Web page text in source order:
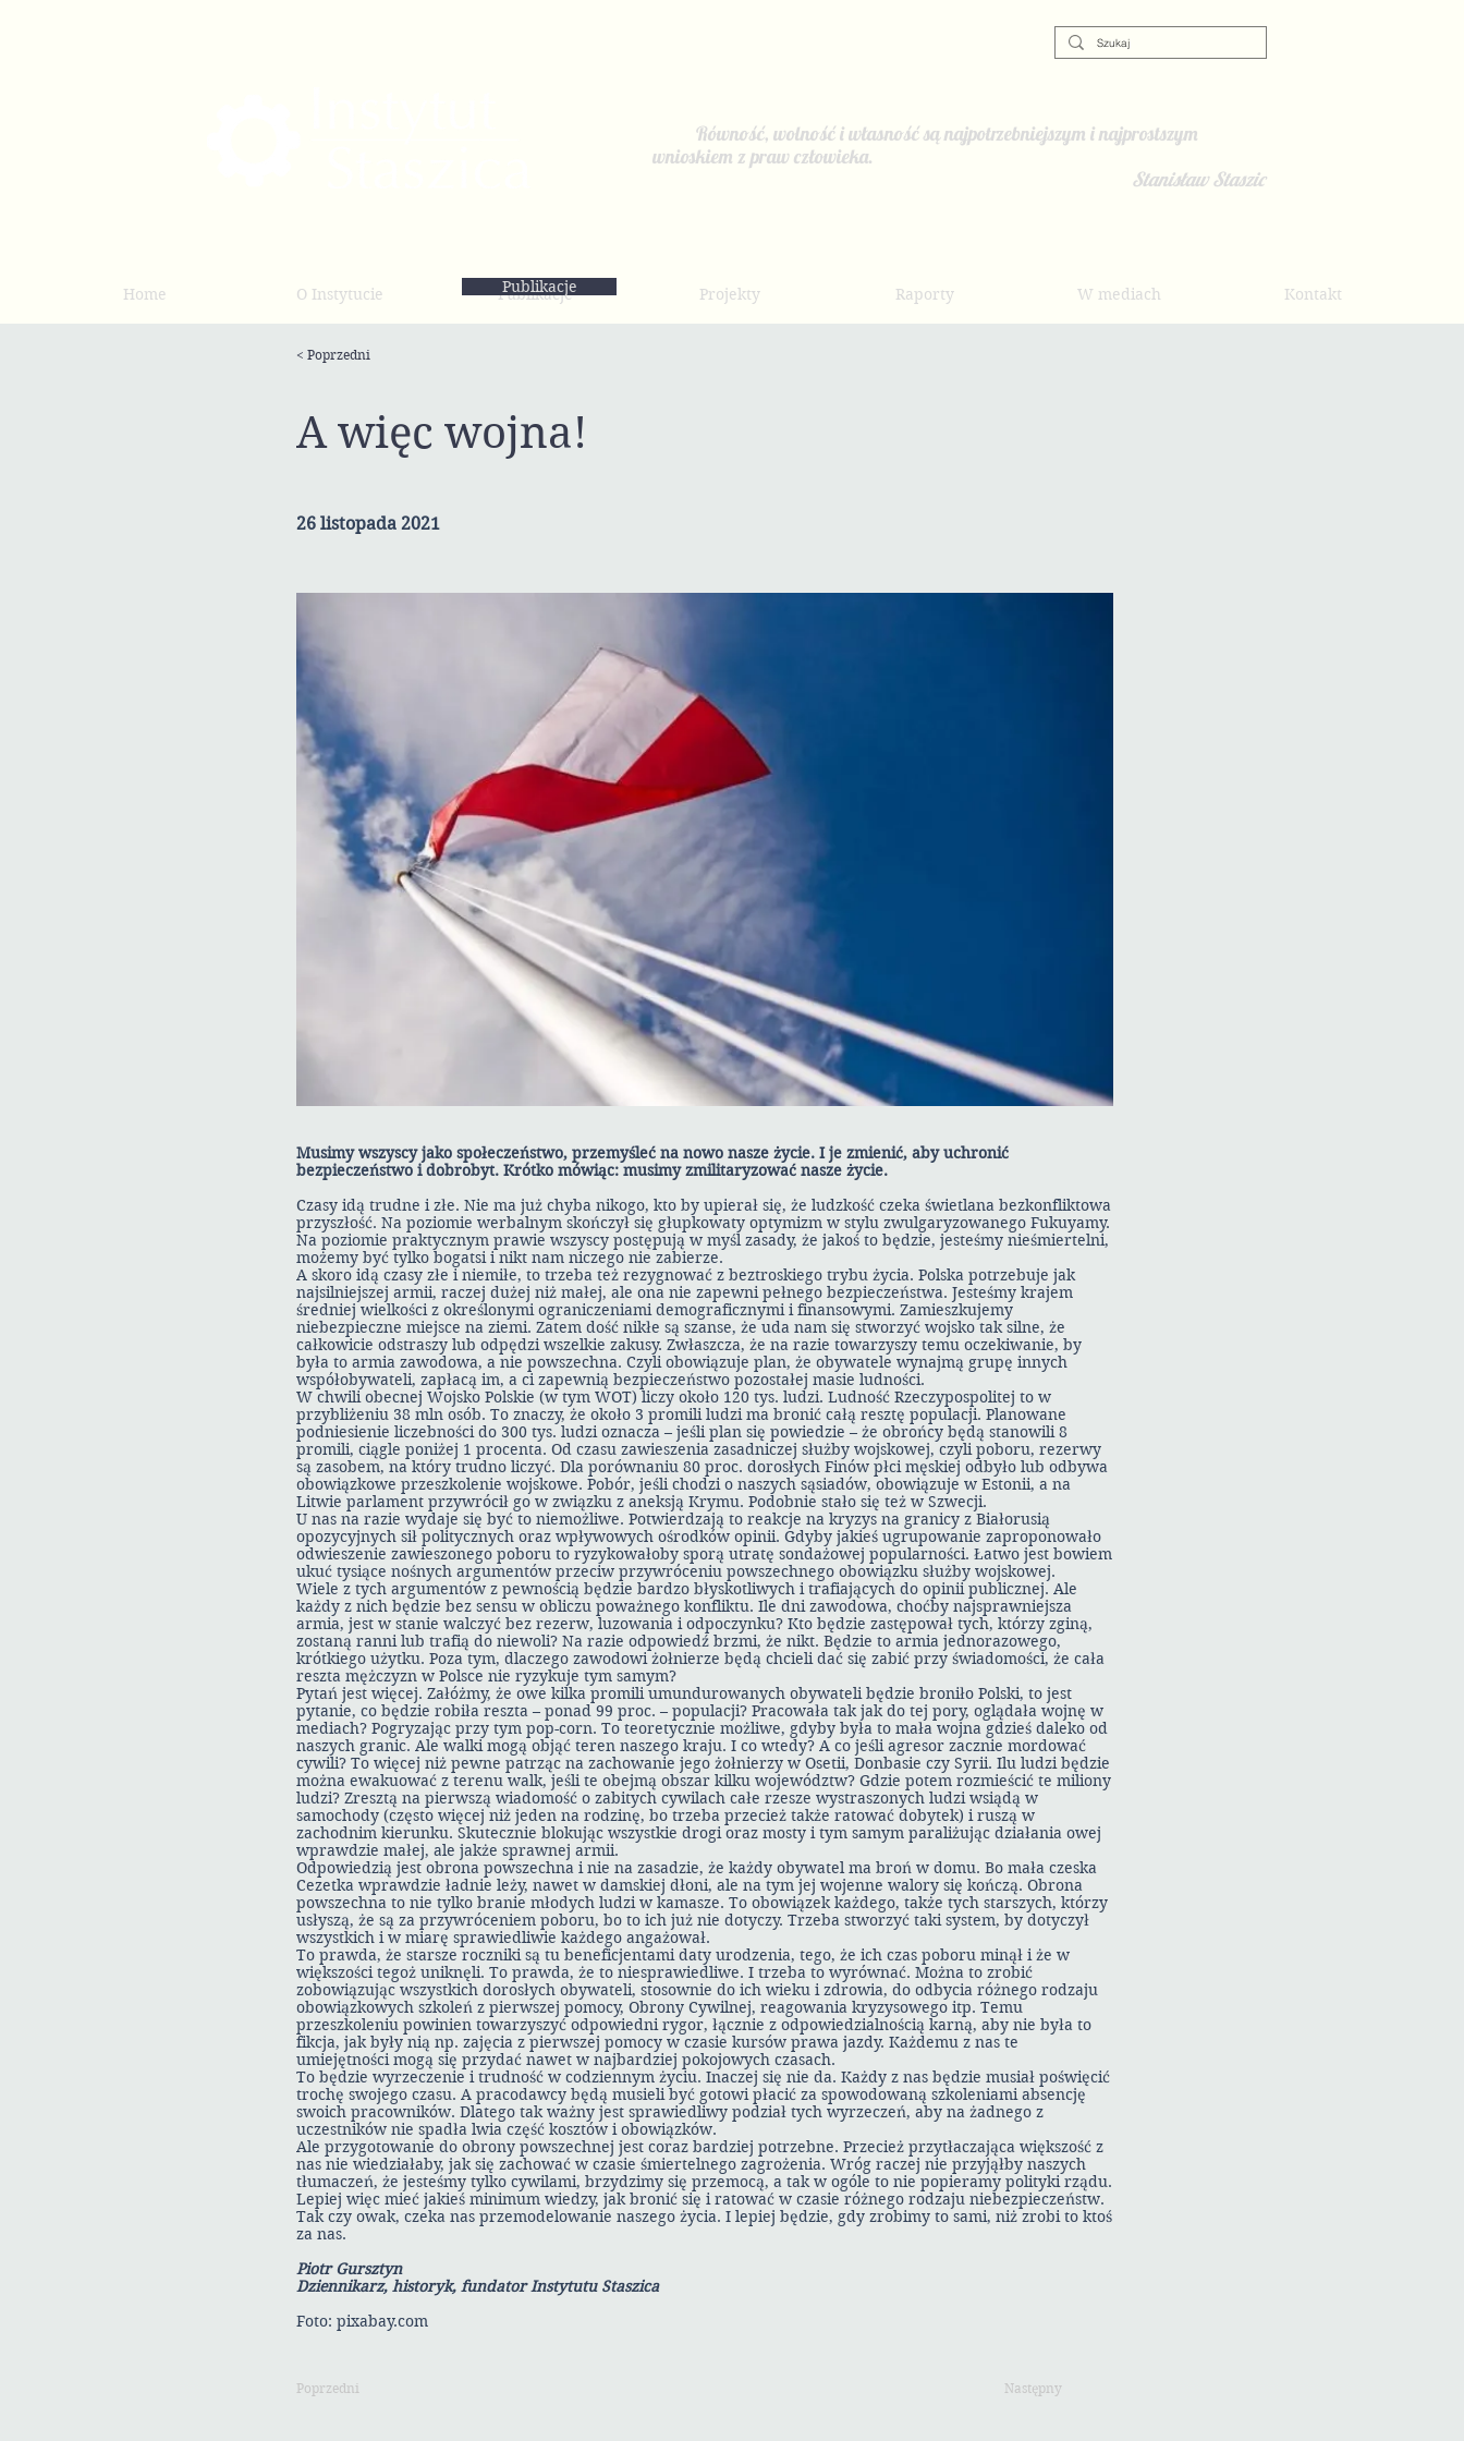
Równość, wolność i własność są najpotrzebniejszym i najprostszym
wnioskiem z praw człowieka.
Stanisław Staszic
Home O Instytucie Publikacje Projekty Raporty W mediach Kontakt
Publikacje
< Poprzedni
A więc wojna!
26 listopada 2021
Musimy wszyscy jako społeczeństwo, przemyśleć na nowo nasze życie. I je zmienić, aby uchronić
bezpieczeństwo i dobrobyt. Krótko mówiąc: musimy zmilitaryzować nasze życie.
Czasy idą trudne i złe. Nie ma już chyba nikogo, kto by upierał się, że ludzkość czeka świetlana bezkonfliktowa
przyszłość. Na poziomie werbalnym skończył się głupkowaty optymizm w stylu zwulgaryzowanego Fukuyamy.
Na poziomie praktycznym prawie wszyscy postępują w myśl zasady, że jakoś to będzie, jesteśmy nieśmiertelni,
możemy być tylko bogatsi i nikt nam niczego nie zabierze.
A skoro idą czasy złe i niemiłe, to trzeba też rezygnować z beztroskiego trybu życia. Polska potrzebuje jak
najsilniejszej armii, raczej dużej niż małej, ale ona nie zapewni pełnego bezpieczeństwa. Jesteśmy krajem
średniej wielkości z określonymi ograniczeniami demograficznymi i finansowymi. Zamieszkujemy
niebezpieczne miejsce na ziemi. Zatem dość nikłe są szanse, że uda nam się stworzyć wojsko tak silne, że
całkowicie odstraszy lub odpędzi wszelkie zakusy. Zwłaszcza, że na razie towarzyszy temu oczekiwanie, by
była to armia zawodowa, a nie powszechna. Czyli obowiązuje plan, że obywatele wynajmą grupę innych
współobywateli, zapłacą im, a ci zapewnią bezpieczeństwo pozostałej masie ludności.
W chwili obecnej Wojsko Polskie (w tym WOT) liczy około 120 tys. ludzi. Ludność Rzeczypospolitej to w
przybliżeniu 38 mln osób. To znaczy, że około 3 promili ludzi ma bronić całą resztę populacji. Planowane
podniesienie liczebności do 300 tys. ludzi oznacza – jeśli plan się powiedzie – że obrońcy będą stanowili 8
promili, ciągle poniżej 1 procenta. Od czasu zawieszenia zasadniczej służby wojskowej, czyli poboru, rezerwy
są zasobem, na który trudno liczyć. Dla porównaniu 80 proc. dorosłych Finów płci męskiej odbyło lub odbywa
obowiązkowe przeszkolenie wojskowe. Pobór, jeśli chodzi o naszych sąsiadów, obowiązuje w Estonii, a na
Litwie parlament przywrócił go w związku z aneksją Krymu. Podobnie stało się też w Szwecji.
U nas na razie wydaje się być to niemożliwe. Potwierdzają to reakcje na kryzys na granicy z Białorusią
opozycyjnych sił politycznych oraz wpływowych ośrodków opinii. Gdyby jakieś ugrupowanie zaproponowało
odwieszenie zawieszonego poboru to ryzykowałoby sporą utratę sondażowej popularności. Łatwo jest bowiem
ukuć tysiące nośnych argumentów przeciw przywróceniu powszechnego obowiązku służby wojskowej.
Wiele z tych argumentów z pewnością będzie bardzo błyskotliwych i trafiających do opinii publicznej. Ale
każdy z nich będzie bez sensu w obliczu poważnego konfliktu. Ile dni zawodowa, choćby najsprawniejsza
armia, jest w stanie walczyć bez rezerw, luzowania i odpoczynku? Kto będzie zastępował tych, którzy zginą,
zostaną ranni lub trafią do niewoli? Na razie odpowiedź brzmi, że nikt. Będzie to armia jednorazowego,
krótkiego użytku. Poza tym, dlaczego zawodowi żołnierze będą chcieli dać się zabić przy świadomości, że cała
reszta mężczyzn w Polsce nie ryzykuje tym samym?
Pytań jest więcej. Załóżmy, że owe kilka promili umundurowanych obywateli będzie broniło Polski, to jest
pytanie, co będzie robiła reszta – ponad 99 proc. – populacji? Pracowała tak jak do tej pory, oglądała wojnę w
mediach? Pogryzając przy tym pop-corn. To teoretycznie możliwe, gdyby była to mała wojna gdzieś daleko od
naszych granic. Ale walki mogą objąć teren naszego kraju. I co wtedy? A co jeśli agresor zacznie mordować
cywili? To więcej niż pewne patrząc na zachowanie jego żołnierzy w Osetii, Donbasie czy Syrii. Ilu ludzi będzie
można ewakuować z terenu walk, jeśli te obejmą obszar kilku województw? Gdzie potem rozmieścić te miliony
ludzi? Zresztą na pierwszą wiadomość o zabitych cywilach całe rzesze wystraszonych ludzi wsiądą w
samochody (często więcej niż jeden na rodzinę, bo trzeba przecież także ratować dobytek) i ruszą w
zachodnim kierunku. Skutecznie blokując wszystkie drogi oraz mosty i tym samym paraliżując działania owej
wprawdzie małej, ale jakże sprawnej armii.
Odpowiedzią jest obrona powszechna i nie na zasadzie, że każdy obywatel ma broń w domu. Bo mała czeska
Cezetka wprawdzie ładnie leży, nawet w damskiej dłoni, ale na tym jej wojenne walory się kończą. Obrona
powszechna to nie tylko branie młodych ludzi w kamasze. To obowiązek każdego, także tych starszych, którzy
usłyszą, że są za przywróceniem poboru, bo to ich już nie dotyczy. Trzeba stworzyć taki system, by dotyczył
wszystkich i w miarę sprawiedliwie każdego angażował.
To prawda, że starsze roczniki są tu beneficjentami daty urodzenia, tego, że ich czas poboru minął i że w
większości tegoż uniknęli. To prawda, że to niesprawiedliwe. I trzeba to wyrównać. Można to zrobić
zobowiązując wszystkich dorosłych obywateli, stosownie do ich wieku i zdrowia, do odbycia różnego rodzaju
obowiązkowych szkoleń z pierwszej pomocy, Obrony Cywilnej, reagowania kryzysowego itp. Temu
przeszkoleniu powinien towarzyszyć odpowiedni rygor, łącznie z odpowiedzialnością karną, aby nie była to
fikcja, jak były nią np. zajęcia z pierwszej pomocy w czasie kursów prawa jazdy. Każdemu z nas te
umiejętności mogą się przydać nawet w najbardziej pokojowych czasach.
To będzie wyrzeczenie i trudność w codziennym życiu. Inaczej się nie da. Każdy z nas będzie musiał poświęcić
trochę swojego czasu. A pracodawcy będą musieli być gotowi płacić za spowodowaną szkoleniami absencję
swoich pracowników. Dlatego tak ważny jest sprawiedliwy podział tych wyrzeczeń, aby na żadnego z
uczestników nie spadła lwia część kosztów i obowiązków.
Ale przygotowanie do obrony powszechnej jest coraz bardziej potrzebne. Przecież przytłaczająca większość z
nas nie wiedziałaby, jak się zachować w czasie śmiertelnego zagrożenia. Wróg raczej nie przyjąłby naszych
tłumaczeń, że jesteśmy tylko cywilami, brzydzimy się przemocą, a tak w ogóle to nie popieramy polityki rządu.
Lepiej więc mieć jakieś minimum wiedzy, jak bronić się i ratować w czasie różnego rodzaju niebezpieczeństw.
Tak czy owak, czeka nas przemodelowanie naszego życia. I lepiej będzie, gdy zrobimy to sami, niż zrobi to ktoś
za nas.
Piotr Gursztyn
Dziennikarz, historyk, fundator Instytutu Staszica
Foto: pixabay.com
Poprzedni Następny